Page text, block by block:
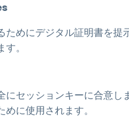
ためにデジタル証明書を
。
にセッションキーに合意
に使用されます。